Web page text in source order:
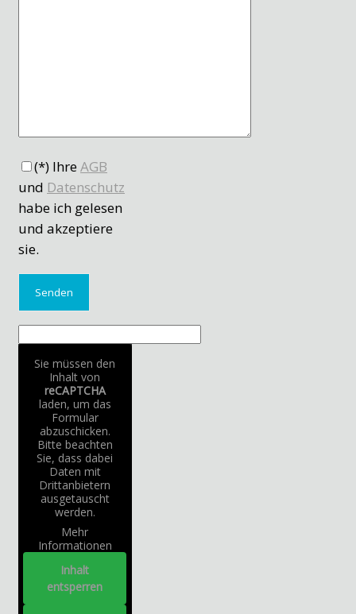
(*) IhreAGB
und Datenschutz
habe ich gelesen
und akzeptiere
sie.
Sie müssen den
Inhalt von
reCAPTCHA
laden, um das
Formular
abzuschicken.
Bitte beachten
Sie, dass dabei
Daten mit
Drittanbietern
ausgetauscht
werden.
Mehr
Informationen
Inhalt
entsperren